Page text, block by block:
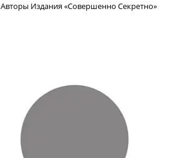
Авторы Издания «Совершенно Секретно»